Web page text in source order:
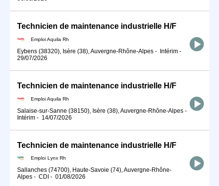
Technicien de maintenance industrielle H/F
Emploi Aquila Rh
Eybens (38320), Isère (38), Auvergne-Rhône-Alpes - Intérim -
29/07/2026
Technicien de maintenance industrielle H/F
Emploi Aquila Rh
Salaise-sur-Sanne (38150), Isère (38), Auvergne-Rhône-Alpes -
Intérim - 14/07/2026
Technicien de maintenance industrielle H/F
Emploi Lynx Rh
Sallanches (74700), Haute-Savoie (74), Auvergne-Rhône-
Alpes - CDI - 01/08/2026